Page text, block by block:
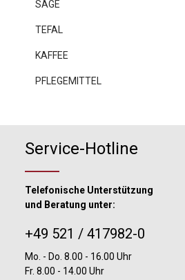
SAGE
TEFAL
KAFFEE
PFLEGEMITTEL
Service-Hotline
Telefonische Unterstützung
und Beratung unter:
+49 521 / 417982-0
Mo. - Do. 8.00 - 16.00 Uhr
Fr. 8.00 - 14.00 Uhr